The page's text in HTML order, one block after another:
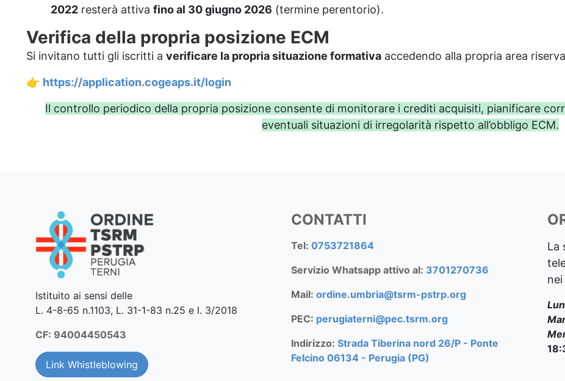
2022resterà attiva fino al 30 giugno 2026 (termine perentorio).
Verifica della propria posizione ECM
Si invitano tutti gli iscritti a verificare la propria situazione formativaaccedendo alla propria area
👉 https://application.cogeaps.it/login
Il controllo periodico della propria posizione consente di monitorare i crediti acquisiti, pianificare
eventuali situazioni di irregolarità rispetto all’obbligo ECM.
Istituito ai sensi delle
L. 4-8-65 n.1103, L. 31-1-83 n.25 e l. 3/2018
CF: 94004450543
Link Whistleblowing
CONTATTI
Tel:0753721864
Servizio Whatsapp attivo al: 3701270736
Mail:ordine.umbria@tsrm-pstrp.org
PEC: perugiaterni@pec.tsrm.org
Indirizzo:Strada Tiberina nord 26/P - Ponte
Felcino 06134 - Perugia (PG)
La